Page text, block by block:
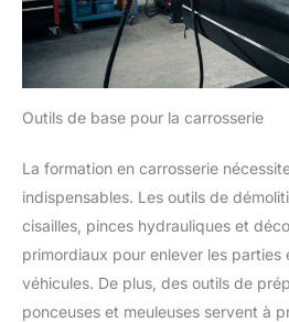
Outils de base pour la carrosserie
La formation en carrosserie
indispensables. Les outils de
cisailles, pinces hydrauliques et
primordiaux pour enlever les parties
véhicules. De plus, des outils de
ponceuses et meuleuses servent à